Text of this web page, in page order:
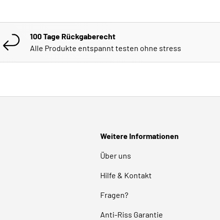
100 Tage Rückgaberecht
Alle Produkte entspannt testen ohne stress
Weitere Informationen
Über uns
Hilfe & Kontakt
Fragen?
Anti-Riss Garantie